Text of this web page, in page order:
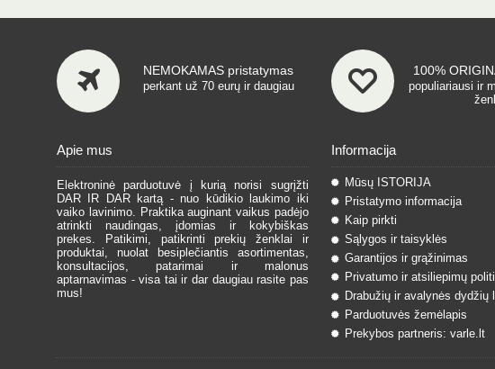
NEMOKAMAS pristatymas
perkant už 70 eurų ir daugiau
100%
populiariausi ir
Apie mus
Elektroninė parduotuvė į kurią norisi sugrįžti
DAR IR DAR kartą - nuo kūdikio laukimo iki
vaiko lavinimo. Praktika auginant vaikus padėjo
atrinkti naudingas, įdomias ir kokybiškas
prekes. Patikimi, patikrinti prekių ženklai ir
produktai, nuolat besiplečiantis asortimentas,
konsultacijos, patarimai ir malonus
aptarnavimas - visa tai ir dar daugiau rasite pas
mus!
Informacija
Mūsų ISTORIJA
Pristatymo informacija
Kaip pirkti
Sąlygos ir taisyklės
Garantijos ir grąžinimas
Privatumo ir atsiliepimų
Drabužių ir avalynės dydžių
Parduotuvės žemėlapis
Prekybos partneris: varle.lt